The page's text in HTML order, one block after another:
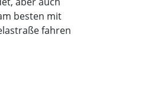
besten mit
fahren